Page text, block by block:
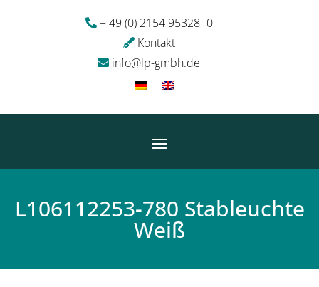
+ 49 (0) 2154 95328 -0
Kontakt
info@lp-gmbh.de
L106112253-780 Stableuchte
Weiß